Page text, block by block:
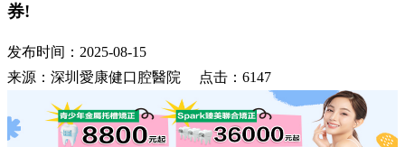
券!
发布时间：2025-08-15
来源：深圳愛康健口腔醫院 点击：6147